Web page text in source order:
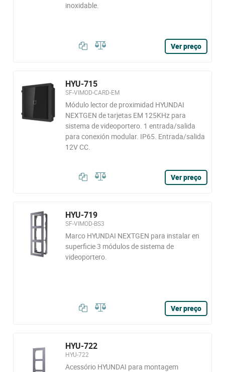
inoxidable.
Ver preço
HYU-715
SF-VIMOD-CARD-EM
Módulo lector de proximidad HYUNDAI
NEXTGEN de tarjetas EM 125KHz para
sistema de videoportero. 1 entrada/salida
para conexión modular. IP65. Entrada/salida
12V CC.
Ver preço
HYU-719
SF-VIMOD-BS3
Marco HYUNDAI NEXTGEN para instalar en
superficie 3 módulos de sistema de
videoportero.
Ver preço
HYU-722
HYU-722
Acessório HYUNDAI para montagem